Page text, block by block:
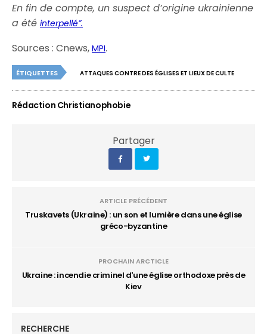
En fin de compte, un suspect d’origine ukrainienne
a étéinterpellé”.
Sources : Cnews,MPI.
ÉTIQUETTES ATTAQUES CONTRE DES ÉGLISES ET LIEUX DE CULTE
Rédaction Christianophobie
Partager
ARTICLE PRÉCÉDENT
Truskavets (Ukraine) : un son et lumière dans une église
gréco-byzantine
PROCHAIN ARCTICLE
Ukraine : incendie criminel d'une église orthodoxe près de
Kiev
RECHERCHE